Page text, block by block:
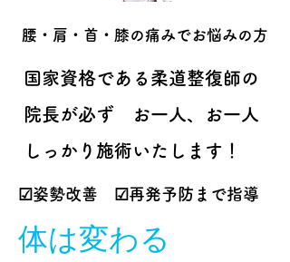
腰・肩・首・膝の痛みでお悩みの方
国家資格である 柔道整復師の
院長が必ず お一人、お一人
しっかり施術いたします！
☑姿勢改善 ☑再発予防まで指導
体は変わる